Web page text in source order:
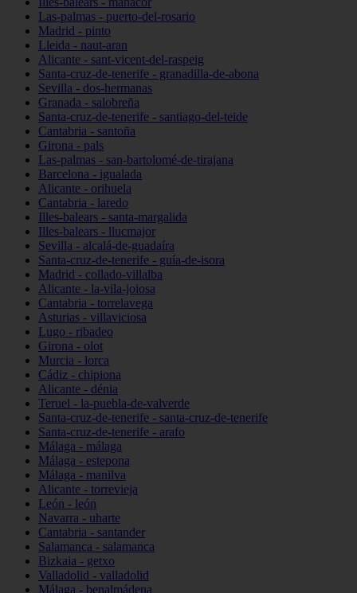
Las-palmas - puerto-del-rosario
Madrid - pinto
Lleida - naut-aran
Alicante - sant-vicent-del-raspeig
Santa-cruz-de-tenerife - granadilla-de-abona
Sevilla - dos-hermanas
Granada - salobreña
Santa-cruz-de-tenerife - santiago-del-teide
Cantabria - santoña
Girona - pals
Las-palmas - san-bartolomé-de-tirajana
Barcelona - igualada
Alicante - orihuela
Cantabria - laredo
Illes-balears - santa-margalida
Illes-balears - llucmajor
Sevilla - alcalá-de-guadaíra
Santa-cruz-de-tenerife - guía-de-isora
Madrid - collado-villalba
Alicante - la-vila-joiosa
Cantabria - torrelavega
Asturias - villaviciosa
Lugo - ribadeo
Girona - olot
Murcia - lorca
Cádiz - chipiona
Alicante - dénia
Teruel - la-puebla-de-valverde
Santa-cruz-de-tenerife - santa-cruz-de-tenerife
Santa-cruz-de-tenerife - arafo
Málaga - málaga
Málaga - estepona
Málaga - manilva
Alicante - torrevieja
León - león
Navarra - uharte
Cantabria - santander
Salamanca - salamanca
Bizkaia - getxo
Valladolid - valladolid
Málaga - benalmádena